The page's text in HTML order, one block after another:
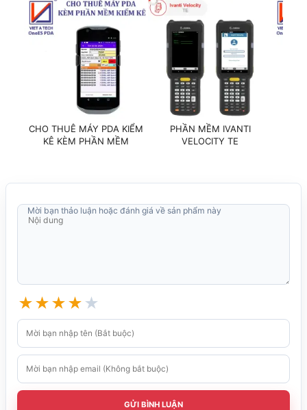
Nhiệt độ hoạt động -20oCđến 50
0 - 95% không ngưng tụ
Cho phép rơi từ độ cao 2.4m
Chuẩn môi trường khắc
IP67
CHO THUÊ MÁY PDA KIỂM
KÊ KÈM PHẦN MỀM
PHẦN MỀM IVANTI
VELOCITY TE
★★★★ ★
GỬI BÌNH LUẬN
Mời bạn thảo luận hoặc đánh giá về sản phẩm này